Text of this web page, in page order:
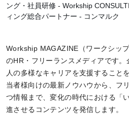
ング・社員研修 - Workship
ィング総合パートナー - コンマルク
Workship MAGAZINE（ワークシッ
のHR・フリーランスメディアです
人の多様なキャリアを支援すること
当者様向けの最新ノウハウから、フ
つ情報まで、変化の時代における「
進させるコンテンツを発信します。